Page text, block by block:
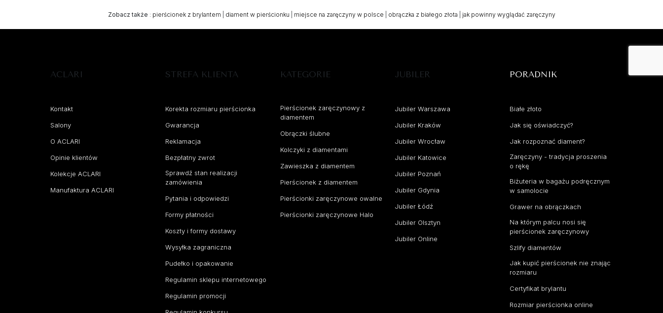
Zobacz także : pierścionek z brylantem diament w pierścionku miejsce na zaręczyny w polsce obrączka z białego złota jak powinny wyglądać zaręczyny
ACLARI
Kontakt
Salony
O ACLARI
Opinie klientów
Kolekcje ACLARI
Manufaktura ACLARI
STREFA KLIENTA
Korekta rozmiaru pierścionka
Gwarancja
Reklamacja
Bezpłatny zwrot
Sprawdź stan realizacji
zamówienia
Pytania i odpowiedzi
Formy płatności
Koszty i formy dostawy
Wysyłka zagraniczna
Pudełko i opakowanie
Regulamin sklepu internetowego
Regulamin promocji
KATEGORIE
Pierścionek zaręczynowy z
diamentem
Obrączki ślubne
Kolczyki z diamentami
Zawieszka z diamentem
Pierścionek z diamentem
Pierścionki zaręczynowe owalne
Pierścionki zaręczynowe Halo
JUBILER
Jubiler Warszawa
Jubiler Kraków
Jubiler Wrocław
Jubiler Katowice
Jubiler Poznań
Jubiler Gdynia
Jubiler Łódź
Jubiler Olsztyn
Jubiler Online
PORADNIK
Białe złoto
Jak się oświadczyć?
Jak rozpoznać diament?
Zaręczyny - tradycja proszenia
o rękę
Biżuteria w bagażu podręcznym
w samolocie
Grawer na obrączkach
Na którym palcu nosi się
pierścionek zaręczynowy
Szlify diamentów
Jak kupić pierścionek nie znając
rozmiaru
Certyfikat brylantu
Rozmiar pierścionka online